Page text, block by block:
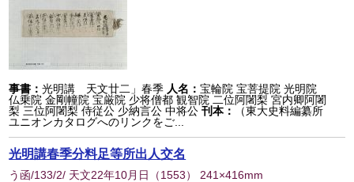
事書：光明講 天文廿二」春季 人名：宝輪院 宝菩提院 光明院
仏乗院 金剛幢院 宝厳院 少将僧都 観智院 二位阿闍梨 宮内卿阿闍
梨 三位阿闍梨 侍従公 少納言公 中将公 刊本：
（東大史料編纂所
ユニオンカタログへのリンクをご...
光明講春季分料足等所出人交名
う函/133/2/ 天文22年10月日 （1553） 241×416mm